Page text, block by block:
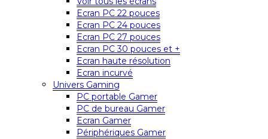
Ecran PC 22 pouces
Ecran PC 24 pouces
Ecran PC 27 pouces
Ecran PC 30 pouces et +
Ecran haute résolution
Ecran incurvé
Univers Gaming
PC portable Gamer
PC de bureau Gamer
Ecran Gamer
Périphériques Gamer